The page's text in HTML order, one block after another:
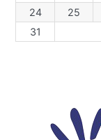
24
25
31